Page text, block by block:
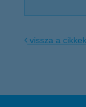
vissza a